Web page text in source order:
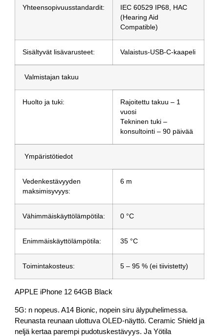
Yhteensopivuusstandardit:
IEC 60529 IP68, HAC
(Hearing Aid
Compatible)
Sisältyvät lisävarusteet: Valaistus-USB-C-kaapeli
Valmistajan takuu
Huolto ja tuki:
Rajoitettu takuu – 1
vuosi
Tekninen tuki –
konsultointi – 90 päivää
Ympäristötiedot
Vedenkestävyyden
maksimisyvyys:
6 m
Vähimmäiskäyttölämpötila: 0 °C
Enimmäiskäyttölämpötila: 35 °C
Toimintakosteus: 5 – 95 % (ei tiivistetty)
APPLE iPhone 12 64GB Black
5G: n nopeus. A14 Bionic, nopein siru älypuhelimessa.
Reunasta reunaan ulottuva OLED-näyttö. Ceramic Shield ja
neljä kertaa parempi pudotuskestävyys. Ja Yötila